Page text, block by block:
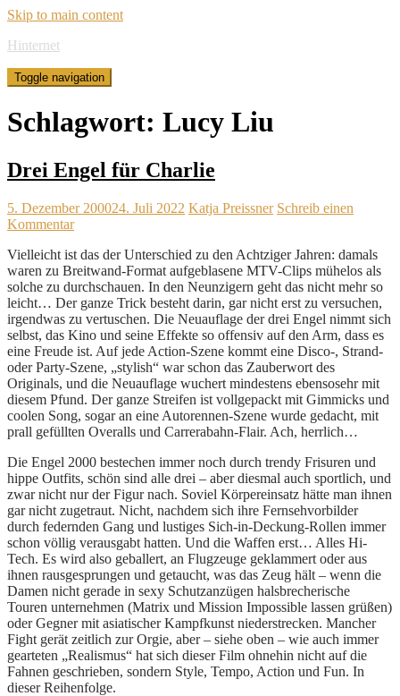
Skip to main content
Hinternet
Toggle navigation
Schlagwort: Lucy Liu
Drei Engel für Charlie
5. Dezember 200024. Juli 2022 Katja Preissner Schreib einen
Kommentar
Vielleicht ist das der Unterschied zu den Achtziger Jahren: damals
waren zu Breitwand-Format aufgeblasene MTV-Clips mühelos als
solche zu durchschauen. In den Neunzigern geht das nicht mehr so
leicht… Der ganze Trick besteht darin, gar nicht erst zu versuchen,
irgendwas zu vertuschen. Die Neuauflage der drei Engel nimmt sich
selbst, das Kino und seine Effekte so offensiv auf den Arm, dass es
eine Freude ist. Auf jede Action-Szene kommt eine Disco-, Strand-
oder Party-Szene, „stylish“ war schon das Zauberwort des
Originals, und die Neuauflage wuchert mindestens ebensosehr mit
diesem Pfund. Der ganze Streifen ist vollgepackt mit Gimmicks und
coolen Song, sogar an eine Autorennen-Szene wurde gedacht, mit
prall gefüllten Overalls und Carrerabahn-Flair. Ach, herrlich…
Die Engel 2000 bestechen immer noch durch trendy Frisuren und
hippe Outfits, schön sind alle drei – aber diesmal auch sportlich, und
zwar nicht nur der Figur nach. Soviel Körpereinsatz hätte man ihnen
gar nicht zugetraut. Nicht, nachdem sich ihre Fernsehvorbilder
durch federnden Gang und lustiges Sich-in-Deckung-Rollen immer
schon völlig verausgabt hatten. Und die Waffen erst… Alles Hi-
Tech. Es wird also geballert, an Flugzeuge geklammert oder aus
ihnen rausgesprungen und getaucht, was das Zeug hält – wenn die
Damen nicht gerade in sexy Schutzanzügen halsbrecherische
Touren unternehmen (Matrix und Mission Impossible lassen grüßen)
oder Gegner mit asiatischer Kampfkunst niederstrecken. Mancher
Fight gerät zeitlich zur Orgie, aber – siehe oben – wie auch immer
gearteten „Realismus“ hat sich dieser Film ohnehin nicht auf die
Fahnen geschrieben, sondern Style, Tempo, Action und Fun. In
dieser Reihenfolge.